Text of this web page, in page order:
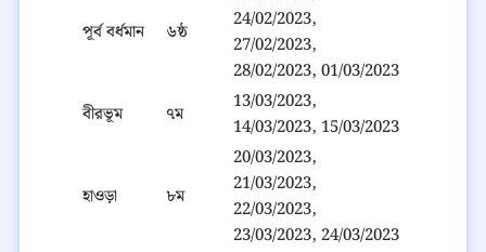
পূর্ব বর্ধমান ৬ষ্ঠ
24/02/2023,
27/02/2023,
28/02/2023, 01/03/2023
বীরভূম
৭ম
13/03/2023,
14/03/2023, 15/03/2023
হাওড়া ৮ম
20/03/2023,
21/03/2023,
22/03/2023,
23/03/2023, 24/03/2023